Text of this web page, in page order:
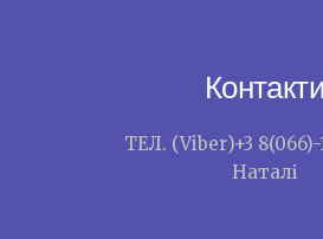
Контакти
ТЕЛ. (Viber)+3 8(066)-
Наталі